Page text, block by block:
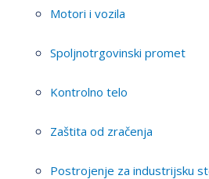
Motori i vozila
Spoljnotrgovinski promet
Kontrolno telo
Zaštita od zračenja
Postrojenje za industrijsku